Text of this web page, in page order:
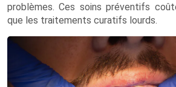
problèmes. Ces soins préventifs
que les traitements curatifs lourds.